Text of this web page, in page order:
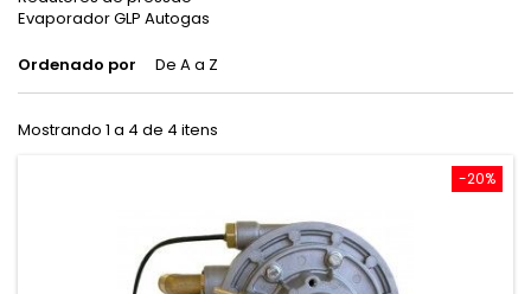
Evaporador GLP Autogas
Ordenado por De A a Z
Mostrando 1 a 4 de 4 itens
-20%